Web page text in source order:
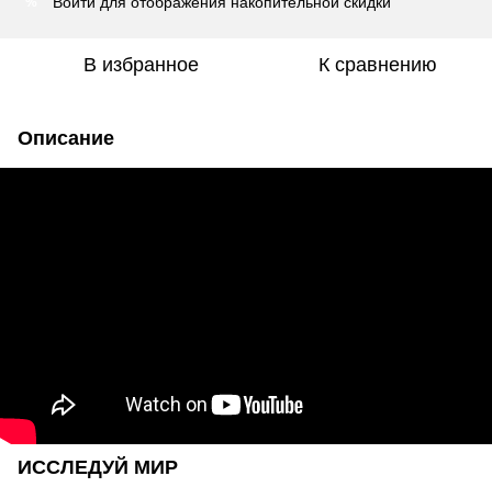
В избранное К сравнению
Описание
ИССЛЕДУЙ МИР